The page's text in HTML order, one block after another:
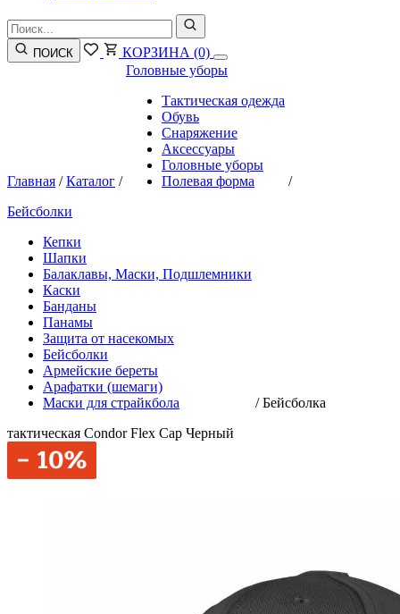
ПОИСК КОРЗИНА (0)
Главная /Каталог /
Головные уборы
Тактическая одежда
Обувь
Снаряжение
Аксессуары
Головные уборы
Полевая форма
/
Бейсболки
Кепки
Шапки
Балаклавы, Маски, Подшлемники
Каски
Банданы
Панамы
Защита от насекомых
Бейсболки
Армейские береты
Арафатки (шемаги)
Маски для страйкбола
/Бейсболка
тактическая Condor Flex Cap Черный